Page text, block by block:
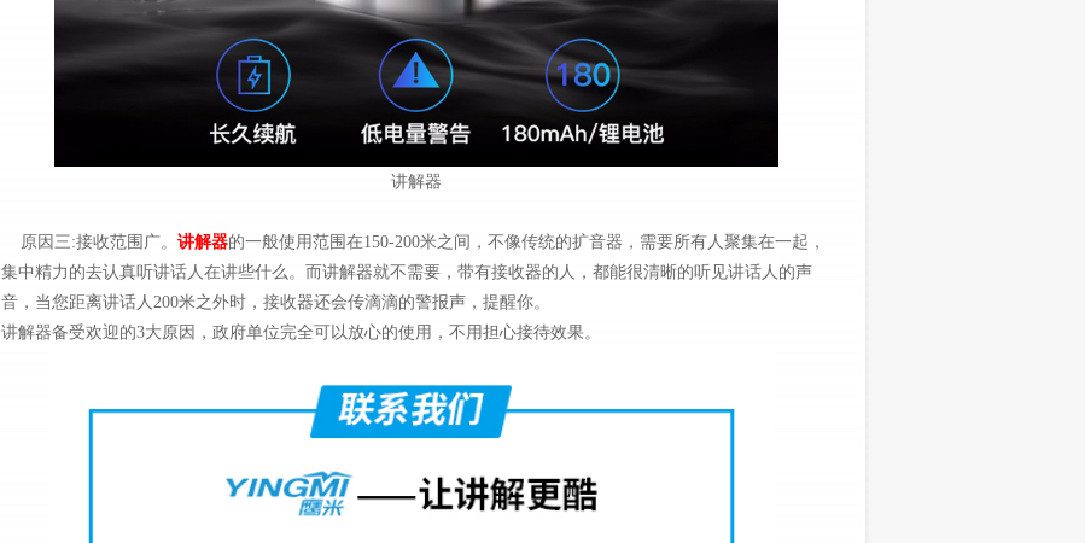
讲解器
原因三:接收范围广。 讲解器的一般使用范围在150-200米之间，不像传统的扩音器，需要所有人聚集在一起，
集中精力的去认真听讲话人在讲些什么。而讲解器就不需要，带有接收器的人，都能很清晰的听见讲话人的声
音，当您距离讲话人200米之外时，接收器还会传滴滴的警报声，提醒你。
讲解器备受欢迎的3大原因，政府单位完全可以放心的使用，不用担心接待效果。